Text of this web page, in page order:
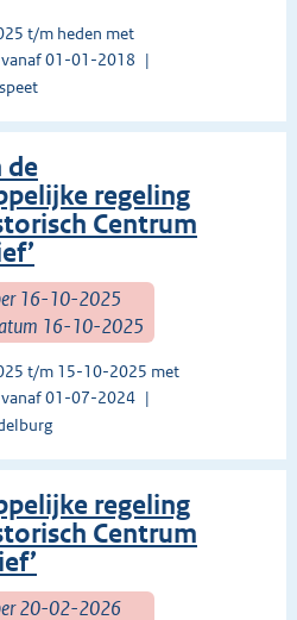
t/m heden met
01-01-2018
de
regeling
Centrum
16-10-2025
16-10-2025
t/m 15-10-2025 met
01-07-2024
regeling
Centrum
20-02-2026